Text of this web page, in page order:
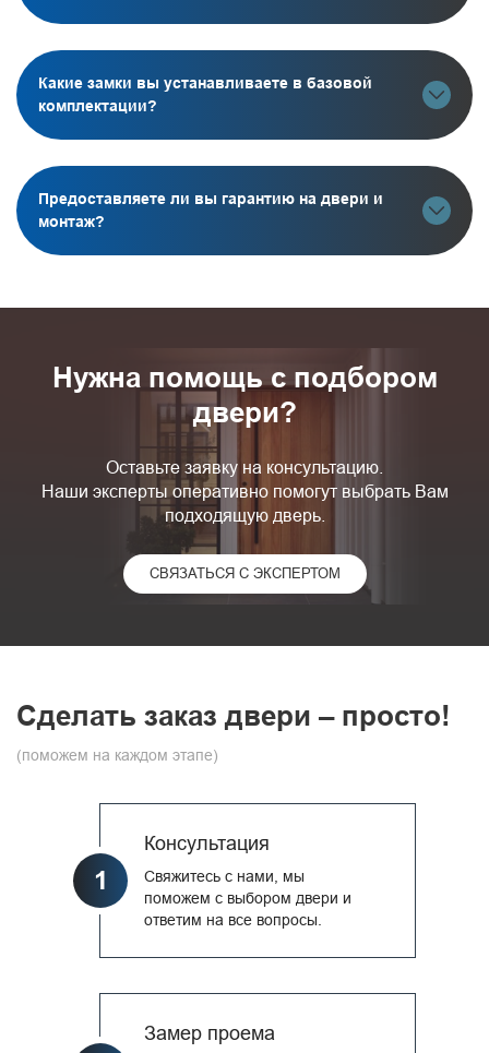
Какие замки вы устанавливаете в базовой
комплектации?
Предоставляете ли вы гарантию на двери и
монтаж?
Нужна помощь с подбором
двери?
Оставьте заявку на консультацию.
Наши эксперты оперативно помогут выбрать Вам
подходящую дверь.
СВЯЗАТЬСЯ С ЭКСПЕРТОМ
Сделать заказ двери – просто!
(поможем на каждом этапе)
1
Консультация
Свяжитесь с нами, мы
поможем с выбором двери и
ответим на все вопросы.
Замер проема